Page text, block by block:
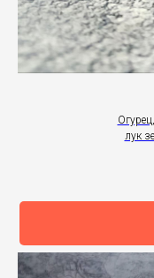
лук